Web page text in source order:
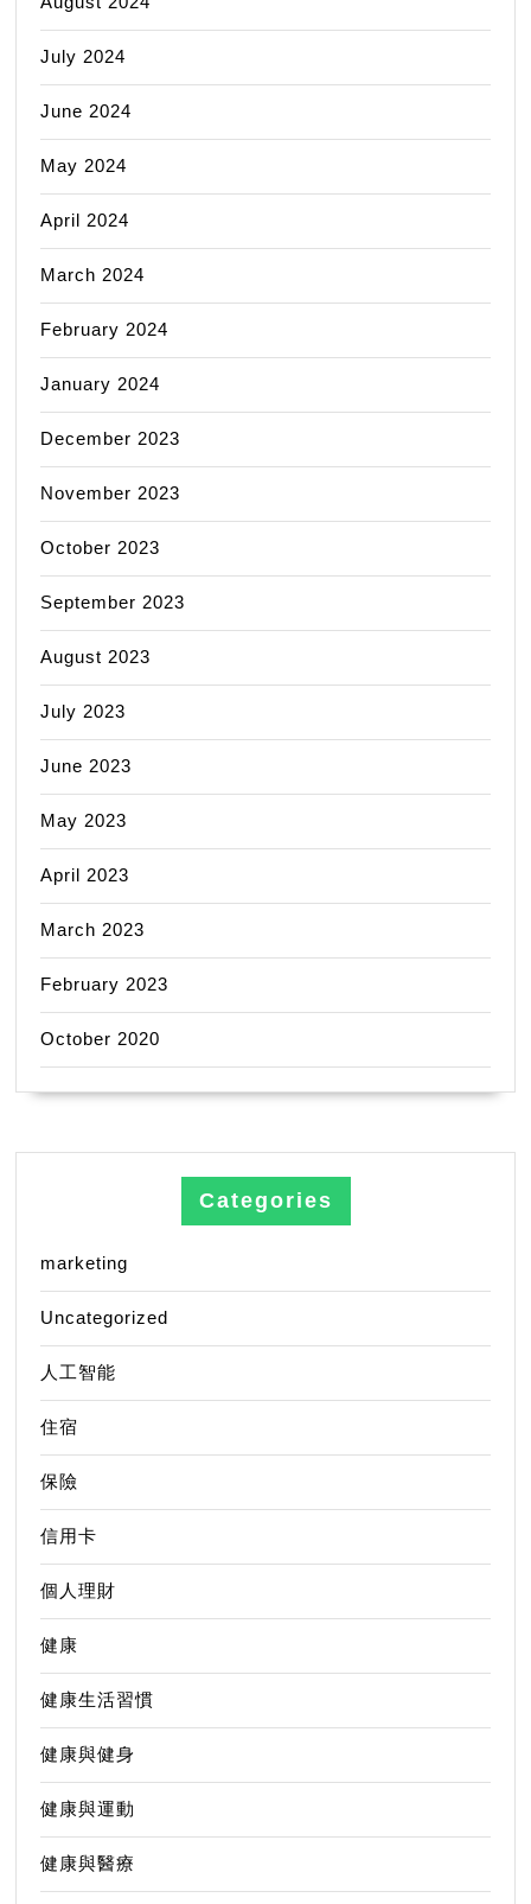
July 2024
June 2024
May 2024
April 2024
March 2024
February 2024
January 2024
December 2023
November 2023
October 2023
September 2023
August 2023
July 2023
June 2023
May 2023
April 2023
March 2023
February 2023
October 2020
Categories
marketing
Uncategorized
人工智能
住宿
保險
信用卡
個人理財
健康
健康生活習慣
健康與健身
健康與運動
健康與醫療